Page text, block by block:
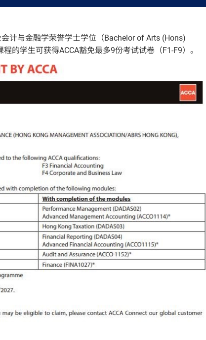
计与金融学荣誉学士学位（Bachelor of Arts (Hons)
的学生可获得ACCA豁免最多9份考试试卷（F1-F9）。